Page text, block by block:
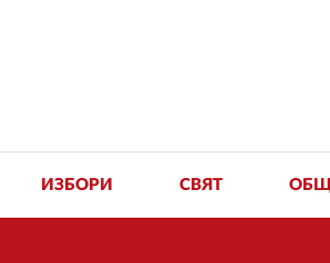
ИЗБОРИ СВЯТ